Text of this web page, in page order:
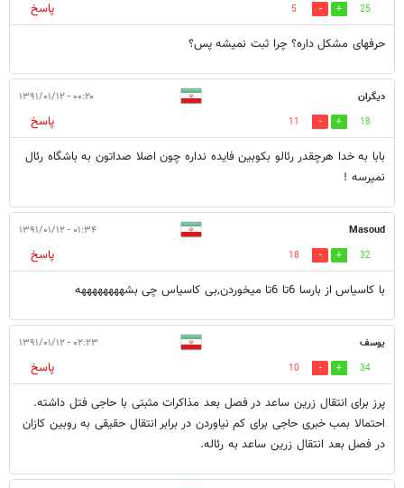
25
5
پاسخ
حرفهای مشکل داره؟ چرا ثبت نمیشه پس؟
دیگران ۰۰:۲۰ - ۱۳۹۱/۰۱/۱۲
18
11
پاسخ
بابا به خدا هرچقدر رئالو بکوبین فایده نداره چون اصلا صداتون به باشگاه رئال
نمیرسه !
Masoud ۰۱:۳۴ - ۱۳۹۱/۰۱/۱۲
32
18
پاسخ
با کاسیاس از بارسا 6تا 6تا میخوردن,بی کاسیاس چی بشههههههههه
یوسف ۰۲:۲۳ - ۱۳۹۱/۰۱/۱۲
34
10
پاسخ
پرز برای انتقال زرین ساعد در فصل بعد مذاکرات مثبتی با حاجی فتل داشته.
احتمالا بمب خبری حاجی برای کم نیاوردن در برابر انتقال حقیقی به روبین کازان
در فصل بعد انتقال زرین ساعد به رئاله.